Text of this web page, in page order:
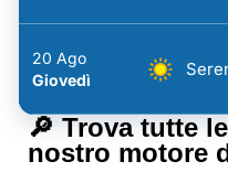
20 Ago
Giovedì
🔎 Trova tutte
nostro motore